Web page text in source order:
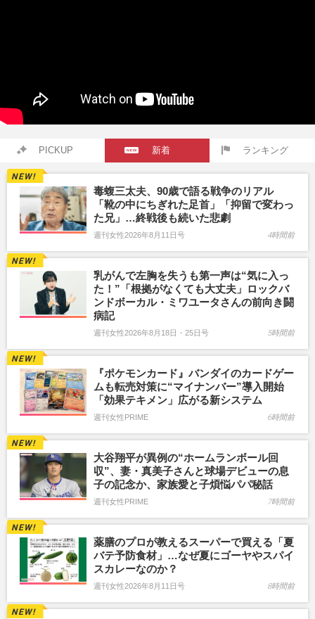
PICKUP 新着 ランキング
毒蝮三太夫、90歳で語る戦争のリアル
「靴の中にちぎれた足首」「抑留で変わっ
た兄」…終戦後も続いた悲劇
週刊女性2026年8月11日号 4時間前
乳がんで左胸を失うも第一声は“気に入っ
た！”「根拠がなくても大丈夫」ロックバ
ンドボーカル・ミワユータさんの前向き闘
病記
週刊女性2026年8月18日・25日号 5時間前
『ポケモンカード』バンダイのカードゲー
ムも転売対策に“マイナンバー”導入開始
「効果テキメン」広がる新システム
週刊女性PRIME 6時間前
大谷翔平が異例の“ホームランボール回
収”、妻・真美子さんと球場デビューの息
子の記念か、家族愛と子煩悩パパ秘話
週刊女性PRIME 7時間前
薬膳のプロが教えるスーパーで買える「夏
バテ予防食材」…なぜ夏にゴーヤやスパイ
スカレーなのか？
週刊女性2026年8月11日号 8時間前